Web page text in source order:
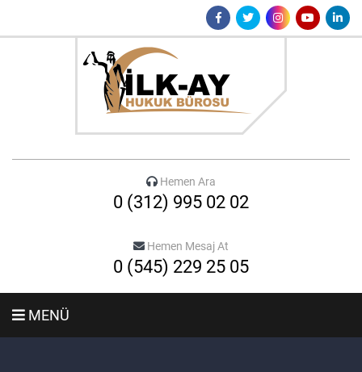
Hemen Ara
0 (312) 995 02 02
Hemen Mesaj At
0 (545) 229 25 05
MENÜ